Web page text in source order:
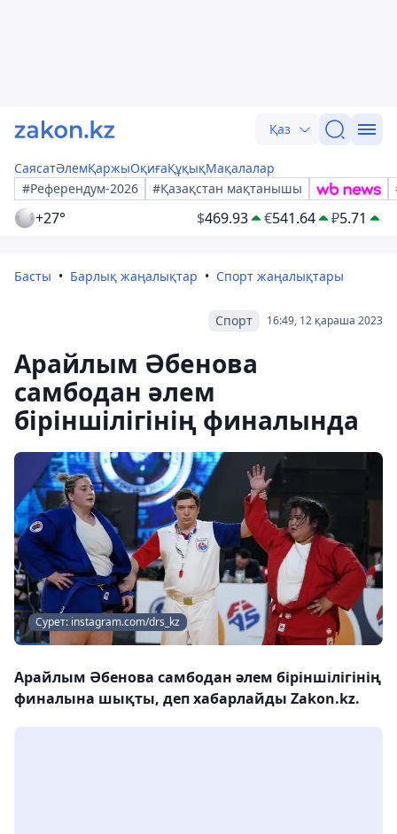
Қаз
СаясатӘлемҚаржыОқиғаҚұқықМақалалар
#Референдум-2026
#Қазақстан мақтанышы
+27° $469.93 €541.64 ₽5.71
Басты Барлық жаңалықтар Спорт жаңалықтары
16:49, 12 қараша 2023
Спорт
Арайлым Әбенова
самбодан әлем
біріншілігінің финалында
Сурет: instagram.com/drs_kz
Арайлым Әбенова самбодан әлем біріншілігінің
финалына шықты, деп хабарлайды Zakon.kz.